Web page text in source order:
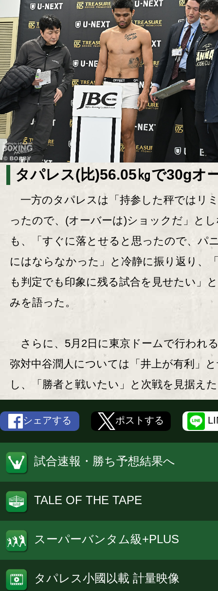
タパレス(比)56.05㎏で30gオ
一方のタパレスは「持参した秤ではリ
ったので、(オーバーは)ショックだ」と
も、「すぐに落とせると思ったので、パ
にはならなかった」と冷静に振り返り、
も判定でも印象に残る試合を見せたい」
みを語った。
さらに、5月2日に東京ドームで行われ
弥対中谷潤人については「井上が有利」
し、「勝者と戦いたい」と次戦を見据え
シェアする ポストする
試合速報・勝ち予想結果へ
TALE OF THE TAPE
スーパーバンタム級+PLUS
タパレス小國以載 計量映像